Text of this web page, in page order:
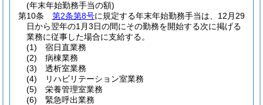
(年末年始勤務手当の額)
第10条
第2条第8号に規定する年末年始勤務手当は、12月29
日から翌年の1月3日の間にその勤務を開始する次に掲げる
業務に従事した場合に支給する。
(1)
宿日直業務
(2)
病棟業務
(3)
透析室業務
(4)
リハビリテーション室業務
(5)
栄養管理室業務
(6)
緊急呼出業務